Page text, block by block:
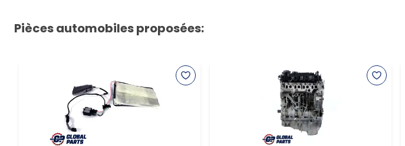
Pièces automobiles proposées: